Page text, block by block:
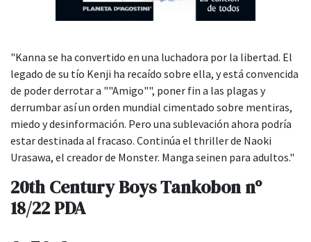
"Kanna se ha convertido en una luchadora por la libertad. El
legado de su tío Kenji ha recaído sobre ella, y está convencida
de poder derrotar a ""Amigo"", poner fin a las plagas y
derrumbar así un orden mundial cimentado sobre mentiras,
miedo y desinformación. Pero una sublevación ahora podría
estar destinada al fracaso. Continúa el thriller de Naoki
Urasawa, el creador de Monster. Manga seinen para adultos."
20th Century Boys Tankobon nº
18/22 PDA